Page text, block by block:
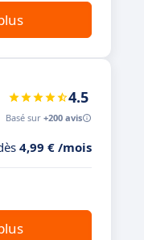
4.5
Basé sur +200 avis
4,99 € /mois